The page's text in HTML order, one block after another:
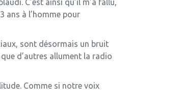
C’est ainsi qu’il m’a fallu,
ans à l’homme pour
sont désormais un bruit
d’autres allument la radio
Comme si notre voix